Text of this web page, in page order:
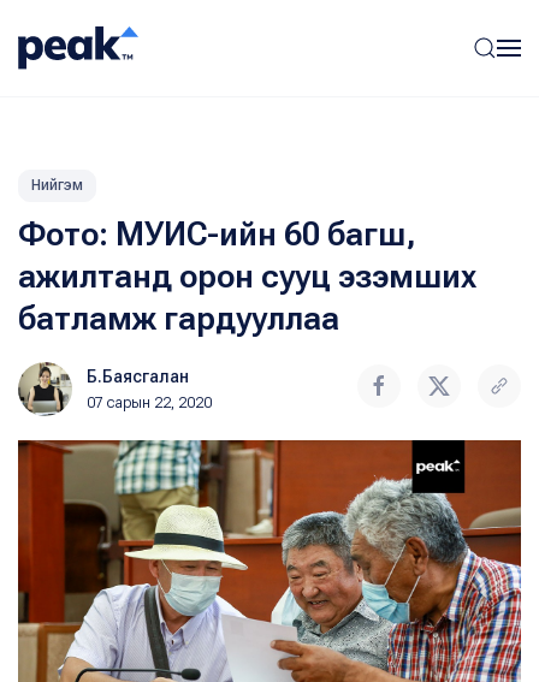
Нийгэм
Фото: МУИС-ийн 60 багш,
ажилтанд орон сууц эзэмших
батламж гардууллаа
Б.Баясгалан
07 сарын 22, 2020